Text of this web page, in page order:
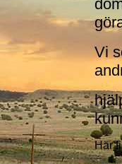
Vi
Här